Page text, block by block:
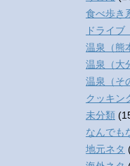
食べ歩き
ドライブ
温泉（熊
温泉（大
温泉（そ
クッキン
未分類
なんでも
地元ネタ